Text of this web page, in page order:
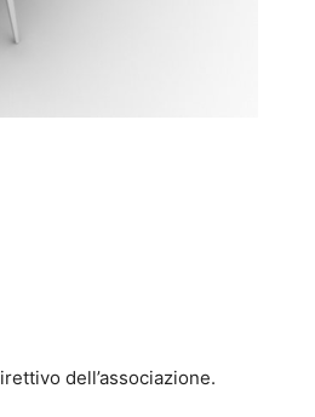
dell’associazione.